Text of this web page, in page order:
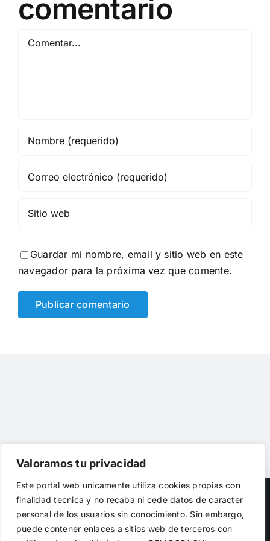
Valoramos tu privacidad
Este portal web unicamente utiliza cookies propias con
finalidad tecnica y no recaba ni cede datos de caracter
personal de los usuarios sin conocimiento. Sin embargo,
puede contener enlaces a sitios web de terceros con
comentario
Comentar
Guardar mi nombre, email y sitio web en este
navegador para la próxima vez que comente.
Copyright 2023 |Democracia Nacional | All Rights Reserved
Facebook
TwitterInstagram
el funcionamiento de la web, medir su uso y mejorar
nuestros servicios. Puede aceptar todas las cookies,
rechazar las no necesarias o configurar sus preferencias.
Política de cookies